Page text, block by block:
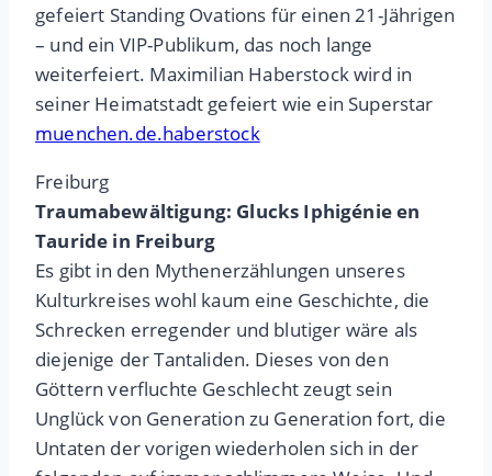
gefeiert Standing Ovations für einen 21-Jährigen
– und ein VIP-Publikum, das noch lange
weiterfeiert. Maximilian Haberstock wird in
seiner Heimatstadt gefeiert wie ein Superstar
muenchen.de.haberstock
Freiburg
Traumabewältigung: Glucks Iphigénie en
Tauride in Freiburg
Es gibt in den Mythenerzählungen unseres
Kulturkreises wohl kaum eine Geschichte, die
Schrecken erregender und blutiger wäre als
diejenige der Tantaliden. Dieses von den
Göttern verfluchte Geschlecht zeugt sein
Unglück von Generation zu Generation fort, die
Untaten der vorigen wiederholen sich in der